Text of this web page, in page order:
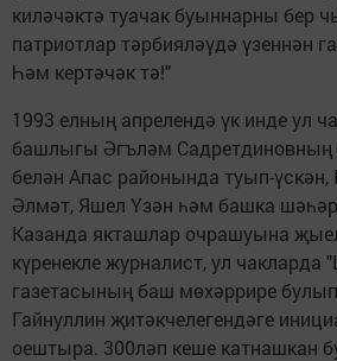
киләчәктә туачак буыннарны бер
патриотлар тәрбияләүдә үзеннән
Һәм кертәчәк тә!"
1993 елның апрелендә үк инде ул
башлыгы Әгъләм Садретдиновның
белән Апас районында туып-
Әлмәт, Яшел Үзән һәм башка
Казанда якташлар очрашуына
күренекле журналист, ул чакларда
газетасының баш мөхәррире
Гайнуллин җитәкчелегендәге
оештыра. 300ләп кеше катнашкан